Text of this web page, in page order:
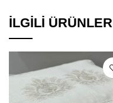
İLGILI ÜRÜNLER